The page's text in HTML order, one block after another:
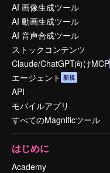
AI 画像生成ツール
AI 動画生成ツール
AI 音声合成ツール
ストックコンテンツ
Claude/ChatGPT向けMCP
エージェント 新規
API
モバイルアプリ
すべてのMagnificツール
はじめに
Academy